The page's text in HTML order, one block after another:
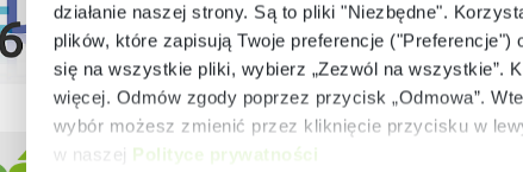
działanie naszej strony. Są to pliki "Niezbędne".
plików, które zapisują Twoje preferencje
się na wszystkie pliki, wybierz „Zezwól na wszystkie”.
więcej. Odmów zgody poprzez przycisk „Odmowa”.
wybór możesz zmienić przez kliknięcie przycisku w
w naszej Polityce prywatności
Dostępny
Modele zębów, 3 rodzaje